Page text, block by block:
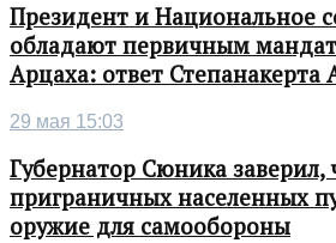
Президент и Национальное
обладают первичным
Арцаха: ответ Степанакерта
29 мая 15:03
Губернатор Сюника заверил,
приграничных населенных
оружие для самообороны